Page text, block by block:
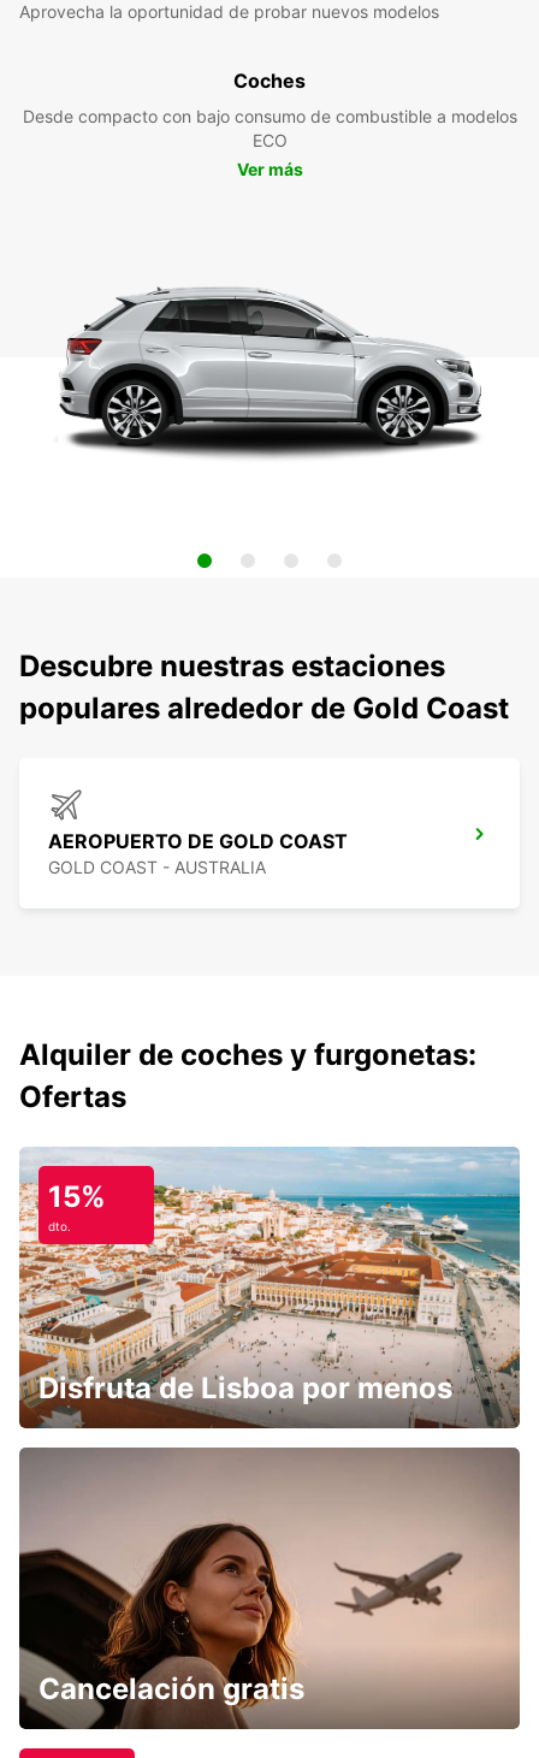
Aprovecha la oportunidad de probar nuevos modelos
Coches
Desde compacto con bajo consumo de combustible a modelos
ECO
Ver más
Descubre nuestras estaciones
populares alrededor de Gold Coast
AEROPUERTO DE GOLD COAST
GOLD COAST - AUSTRALIA
Alquiler de coches y furgonetas:
Ofertas
15%
dto.
Disfruta de Lisboa por menos
Cancelación gratis